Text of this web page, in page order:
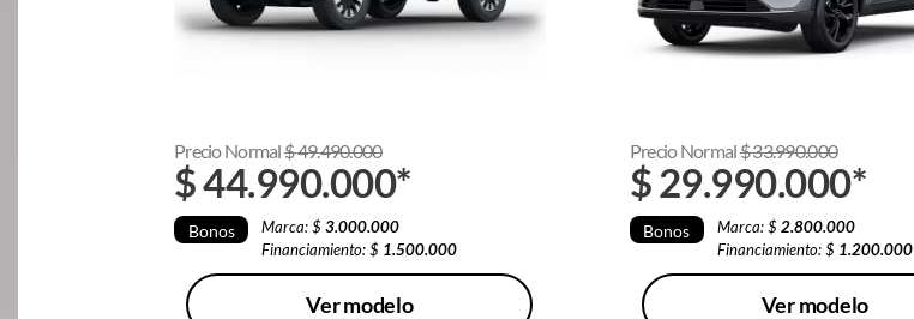
Precio Normal$49.490.000
$44.990.000*
Bonos Marca: $3.000.000
Financiamiento: $ 1.500.000
Ver modelo
Precio Normal$33.990.000
$29.990.000*
Bonos Marca: $2.800.000
Financiamiento: $ 1.200.000
Ver modelo